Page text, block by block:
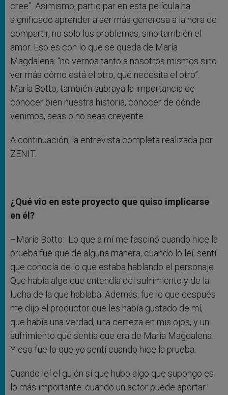
cree”. Asimismo, participar en esta película ha
significado aprender a ser más generosa a la hora de
compartir, no solo los problemas, sino también el
amor. Eso es con lo que se queda de María
Magdalena: “no vernos tanto a nosotros mismos sino
ver más cómo está el otro, qué necesita el otro”.
María Botto, también subraya la importancia de
conocer bien nuestra historia, conocer de dónde
venimos, seas o no seas creyente.
A continuación, la entrevista completa realizada por
ZENIT.
¿Qué vio en este proyecto que quiso implicarse
en él?
–María Botto: Lo que a mí me fascinó cuando hice la
prueba fue que de alguna manera, cuando lo leí, sentí
que conocía de lo que estaba hablando el personaje.
Que había algo que entendía del sufrimiento y de la
lucha de la que hablaba. Además, fue lo que después
me dijo el productor que les había gustado de mí,
que había una verdad, una certeza en mis ojos, y un
sufrimiento que sentía que era de María Magdalena.
Y eso fue lo que yo sentí cuando hice la prueba.
Cuando leí el guión sí que hubo algo que supongo es
lo más importante: cuando un actor puede aportar